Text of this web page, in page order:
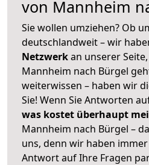
von Mannheim
Sie wollen umziehen? Ob
deutschlandweit – wir
Netzwerkan unserer
Mannheim nach Bürgel
weiterwissen – haben wir
Sie! Wenn Sie Antworten
was kostet überhaupt
Mannheim nach Bürgel –
uns, denn wir haben
Antwort auf Ihre Fragen